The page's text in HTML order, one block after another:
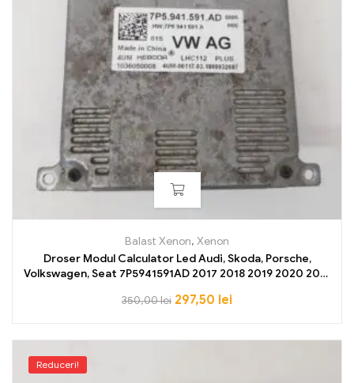
Balast Xenon, Xenon
Droser Modul Calculator Led Audi, Skoda, Porsche,
Volkswagen, Seat 7P5941591AD 2017 2018 2019 2020 2021
350,00lei 297,50 lei
Reduceri!